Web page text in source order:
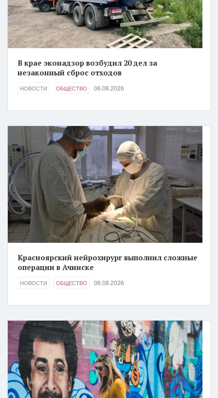
В крае эконадзор возбудил 20 дел за
незаконный сброс отходов
НОВОСТИ ОБЩЕСТВО 06.08.2026
Красноярский нейрохирург выполнил сложные
операции в Ачинске
НОВОСТИ ОБЩЕСТВО 06.08.2026